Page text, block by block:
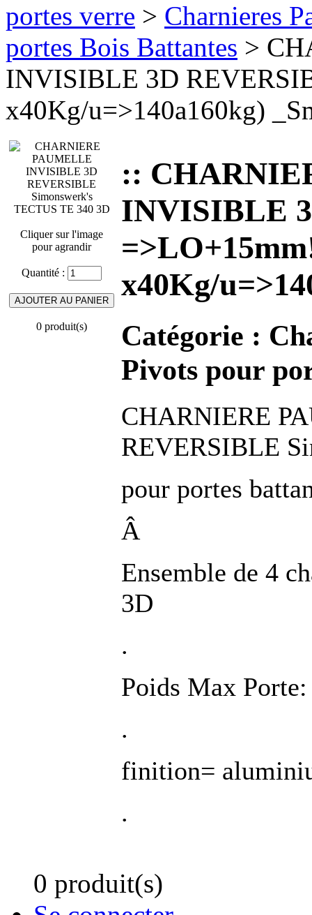
portes verre > Charnieres
portes Bois Battantes >
INVISIBLE 3D
x40Kg/u=>140a160kg)
Cliquer sur l'image
pour agrandir
Quantité :
0 produit(s)
::
INVISIBLE
x40Kg/
Catégorie :
Pivots pour
CHARNIERE
REVERSIBLE
pour portes
Â
Ensemble de 4
3D
.
Poids Max
.
finition=
.
0 produit(s)